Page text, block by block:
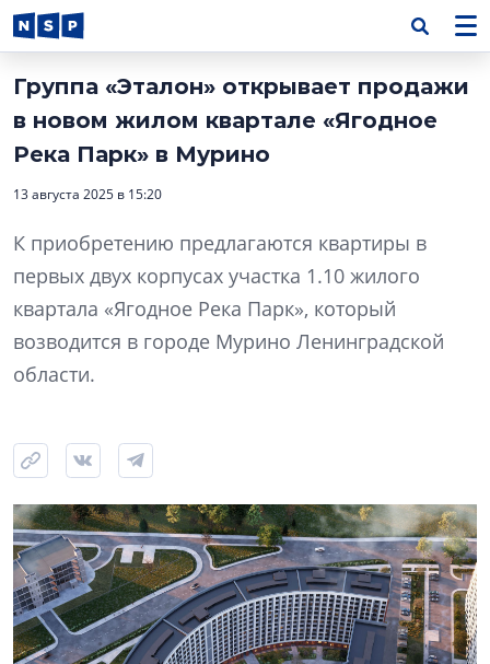
Группа «Эталон» открывает продажи
в новом жилом квартале «Ягодное
Река Парк» в Мурино
13 августа 2025 в 15:20
К приобретению предлагаются квартиры в
первых двух корпусах участка 1.10 жилого
квартала «Ягодное Река Парк», который
возводится в городе Мурино Ленинградской
области.